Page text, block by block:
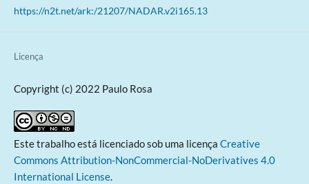
https://n2t.net/ark:/21207/NADAR.v2i165.13
Licença
Copyright (c) 2022 Paulo Rosa
Este trabalho está licenciado sob uma licença Creative
Commons Attribution-NonCommercial-NoDerivatives 4.0
International License.